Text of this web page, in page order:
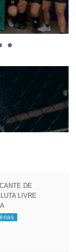
JOGOS
(JUAS) E
INÍCIO DA
DE
LIVRE